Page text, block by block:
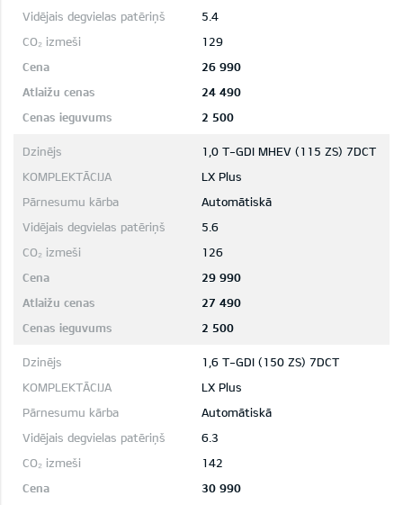
5.4
129
26 990
24 490
2 500
1,0 T-GDI MHEV (115 ZS) 7DCT
LX Plus
Automātiskā
5.6
126
29 990
27 490
2 500
1,6 T-GDI (150 ZS) 7DCT
LX Plus
Automātiskā
6.3
142
30 990